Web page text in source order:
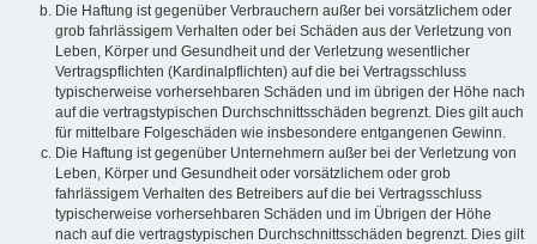
Die Haftung ist gegenüber Verbrauchern außer bei vorsätzlichem oder
grob fahrlässigem Verhalten oder bei Schäden aus der Verletzung von
Leben, Körper und Gesundheit und der Verletzung wesentlicher
Vertragspflichten (Kardinalpflichten) auf die bei Vertragsschluss
typischerweise vorhersehbaren Schäden und im übrigen der Höhe nach
auf die vertragstypischen Durchschnittsschäden begrenzt. Dies gilt auch
für mittelbare Folgeschäden wie insbesondere entgangenen Gewinn.
Die Haftung ist gegenüber Unternehmern außer bei der Verletzung von
Leben, Körper und Gesundheit oder vorsätzlichem oder grob
fahrlässigem Verhalten des Betreibers auf die bei Vertragsschluss
typischerweise vorhersehbaren Schäden und im Übrigen der Höhe
nach auf die vertragstypischen Durchschnittsschäden begrenzt. Dies gilt